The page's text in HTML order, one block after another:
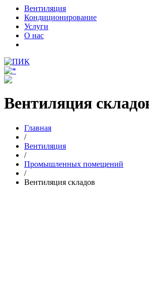
Вентиляция
Кондиционирование
Услуги
О нас
Вентиляция
Главная
/
Вентиляция
/
Промышленных помещений
/
Вентиляция складов